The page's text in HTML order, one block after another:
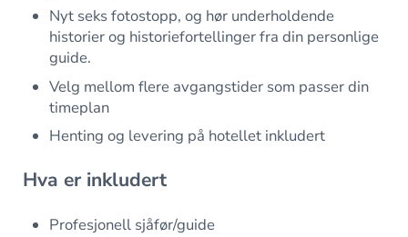
Nyt seks fotostopp, og hør underholdende
historier og historiefortellinger fra din personlige
guide.
Velg mellom flere avgangstider som passer din
timeplan
Henting og levering på hotellet inkludert
Hva er inkludert
Profesjonell sjåfør/guide